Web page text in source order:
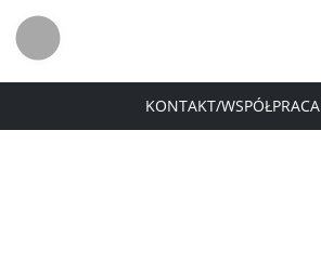
KONTAKT/WSPÓŁPRACA